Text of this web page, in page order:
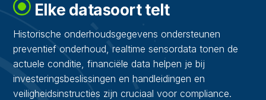
Elke datasoort telt
Historische onderhoudsgegevens ondersteunen
preventief onderhoud, realtime sensordata tonen de
actuele conditie, financiële data helpen je bij
investeringsbeslissingen en handleidingen en
veiligheidsinstructies zijn cruciaal voor compliance.